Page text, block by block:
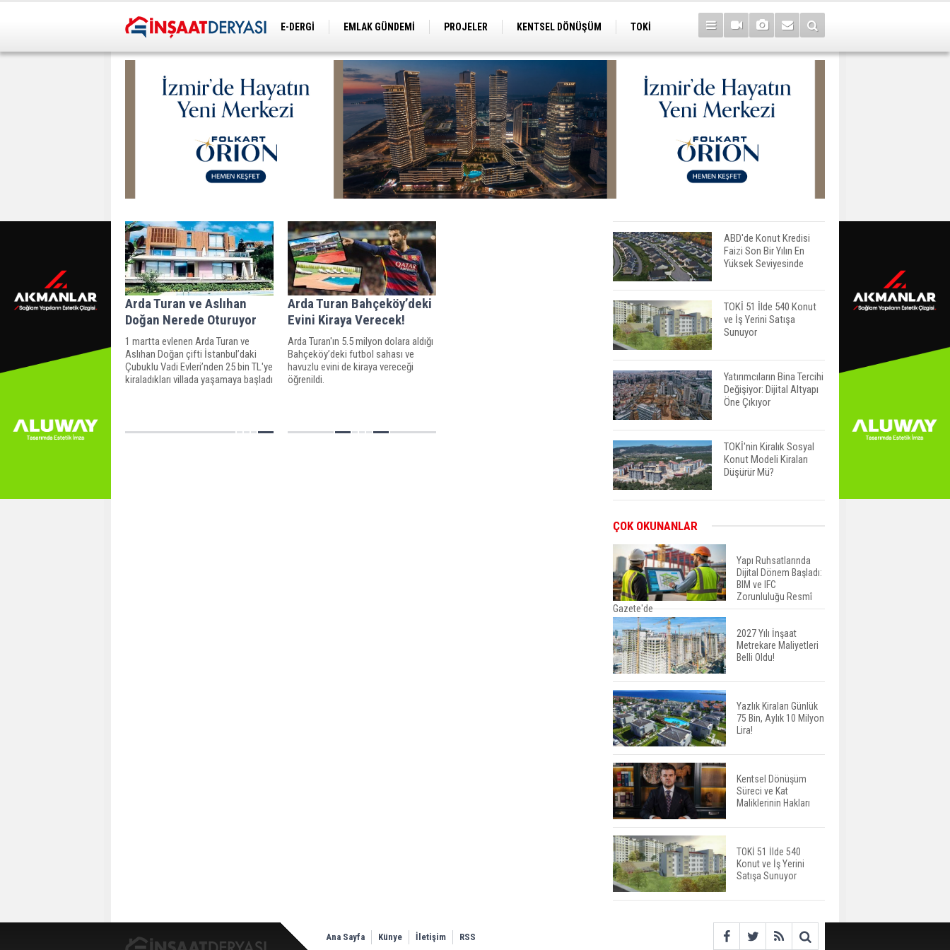
E-DERGİ EMLAK GÜNDEMİ PROJELER KENTSEL DÖNÜŞÜM
TOKİ
Arda Turan ve Aslıhan
Doğan Nerede Oturuyor
1 martta evlenen Arda Turan ve
Aslıhan Doğan çifti İstanbul’daki
Çubuklu Vadi Evleri’nden 25 bin TL'ye
kiraladıkları villada yaşamaya başladı
Arda Turan Bahçeköy’deki
Evini Kiraya Verecek!
Arda Turan'ın 5.5 milyon dolara aldığı
Bahçeköy’deki futbol sahası ve
havuzlu evini de kiraya vereceği
öğrenildi.
ABD'de Konut Kredisi
Faizi Son Bir Yılın En
Yüksek Seviyesinde
TOKİ 51 İlde 540 Konut
ve İş Yerini Satışa
Sunuyor
Yatırımcıların Bina Tercihi
Değişiyor: Dijital Altyapı
Öne Çıkıyor
TOKİ'nin Kiralık Sosyal
Konut Modeli Kiraları
Düşürür Mü?
Yüzde 16,2 Arttı
Konut Satışları Güçlü
Seyrini Korudu Yabancıya
Satış Geriledi
ABD'de İnşaat
Harcamaları Geriledi
Tercih Döneminde
Barınma Telaşı Başladı
Aileden Miras Kalan Ev
Nasıl Satılır?
İstanbul'da 15 Bin Kiralık
Sosyal Konut Eylülde
Kiraya Verilecek
ÇOK OKUNANLAR
Yapı Ruhsatlarında
Dijital Dönem Başladı:
BIM ve IFC
Zorunluluğu Resmî
Gazete'de
2027 Yılı İnşaat
Metrekare Maliyetleri
Belli Oldu!
Yazlık Kiraları Günlük
75 Bin, Aylık 10 Milyon
Lira!
Kentsel Dönüşüm
Süreci ve Kat
Maliklerinin Hakları
TOKİ 51 İlde 540
Konut ve İş Yerini
Satışa Sunuyor
Ana Sayfa Künye İletişim RSS